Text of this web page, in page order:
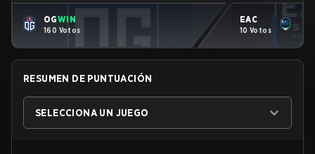
OGWIN
160 Votos
EAC
10 Votos
RESUMEN DE PUNTUACIÓN
SELECCIONA UN JUEGO